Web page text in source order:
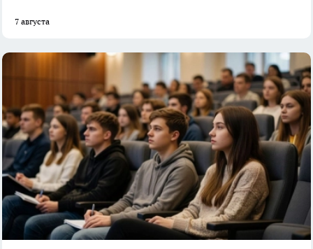
7 августа